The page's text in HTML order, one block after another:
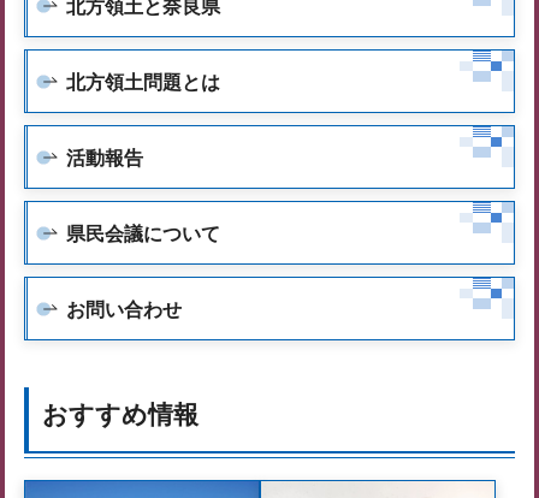
北方領土と奈良県
北方領土問題とは
活動報告
県民会議について
お問い合わせ
おすすめ情報